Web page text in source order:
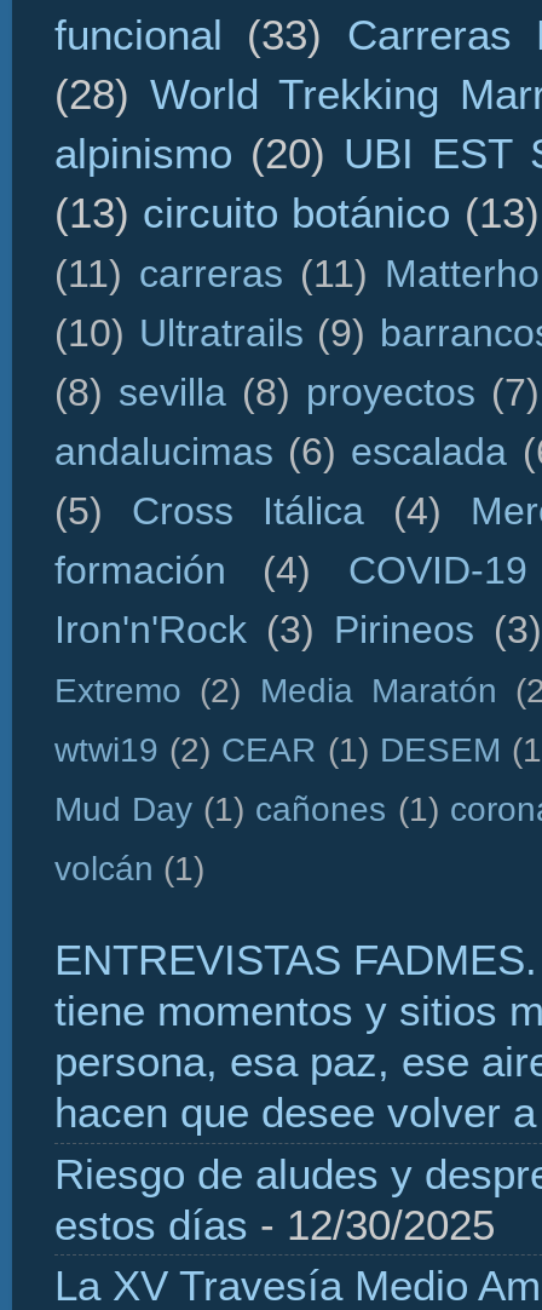
funcional
(33)
Carreras
(28) World Trekking
alpinismo (20) UBI EST
(13) circuito botánico (13)
(11) carreras (11)
(10) Ultratrails (9)
(8) sevilla (8) proyectos (7)
andalucimas (6) escalada
(5)
Cross Itálica (4)
formación
(4)
COVID-19
Iron'n'Rock (3) Pirineos (3)
Extremo (2) Media Maratón
wtwi19 (2) CEAR (1) DESEM
Mud Day (1) cañones (1)
volcán (1)
ENTREVISTAS
tiene momentos y sitios
persona, esa paz, ese
hacen que desee volver
Riesgo de aludes y
estos días - 12/30/2025
La XV Travesía Medio